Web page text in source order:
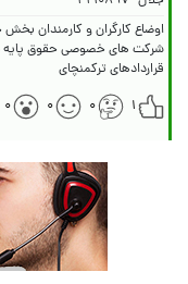
قراردادهای ترکمنچای
۱
۰ ۰ ۰